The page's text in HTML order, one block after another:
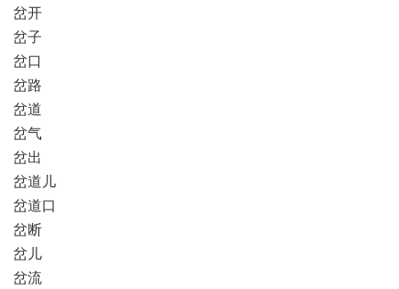
岔开
岔子
岔口
岔路
岔道
岔气
岔出
岔道儿
岔道口
岔断
岔儿
岔流